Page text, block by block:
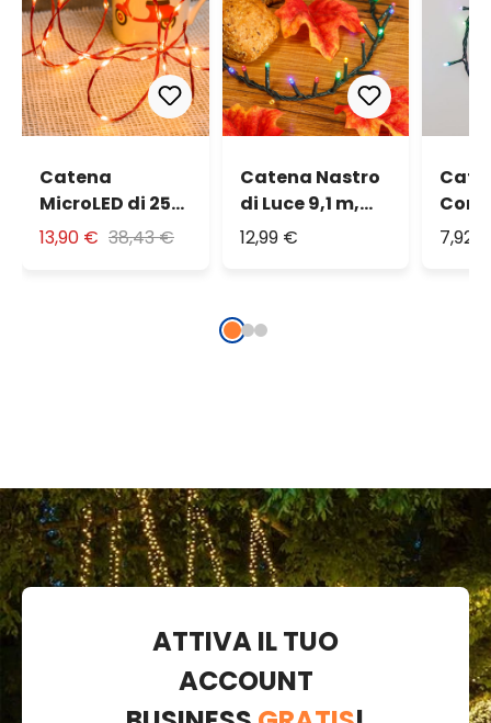
Catena
MicroLED di 25
m, 500 microled
13,90 € 38,43 €
Catena Nastro
di Luce 9,1 m,
432 led
12,99 €
50
7,92
ATTIVA IL TUO
ACCOUNT